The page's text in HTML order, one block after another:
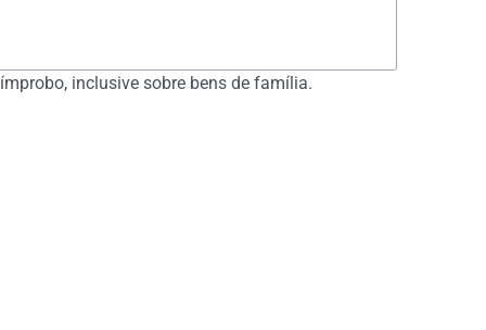
inclusive sobre bens de família.